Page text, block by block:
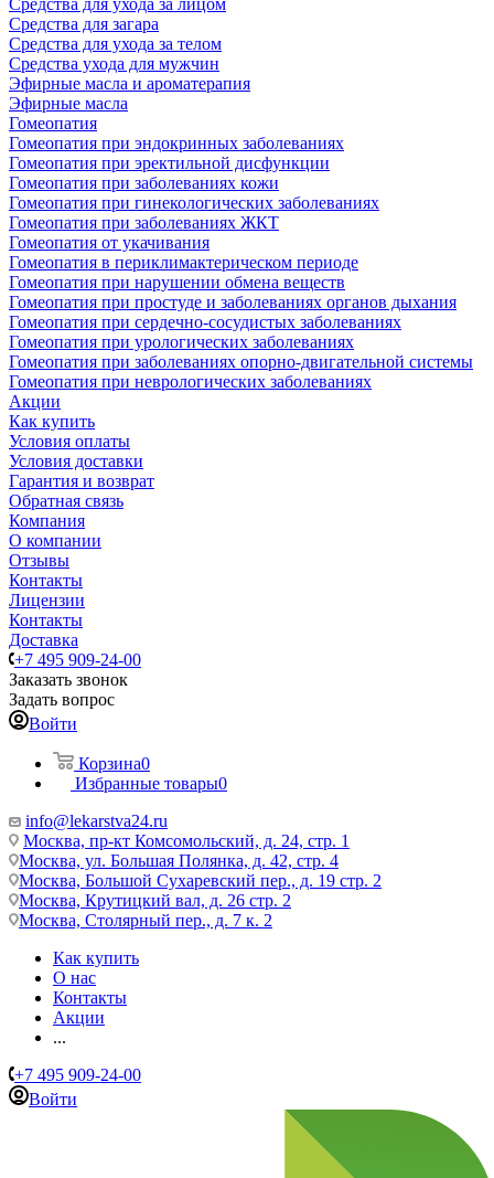
Средства для ухода за лицом
Средства для загара
Средства для ухода за телом
Средства ухода для мужчин
Эфирные масла и ароматерапия
Эфирные масла
Гомеопатия
Гомеопатия при эндокринных заболеваниях
Гомеопатия при эректильной дисфункции
Гомеопатия при заболеваниях кожи
Гомеопатия при гинекологических заболеваниях
Гомеопатия при заболеваниях ЖКТ
Гомеопатия от укачивания
Гомеопатия в периклимактерическом периоде
Гомеопатия при нарушении обмена веществ
Гомеопатия при простуде и заболеваниях органов дыхания
Гомеопатия при сердечно-сосудистых заболеваниях
Гомеопатия при урологических заболеваниях
Гомеопатия при заболеваниях опорно-двигательной системы
Гомеопатия при неврологических заболеваниях
Акции
Как купить
Условия оплаты
Условия доставки
Гарантия и возврат
Обратная связь
Компания
О компании
Отзывы
Контакты
Лицензии
Контакты
Доставка
+7 495 909-24-00
Заказать звонок
Задать вопрос
Войти
Корзина0
Избранные товары0
info@lekarstva24.ru
Москва, пр-кт Комсомольский, д. 24, стр. 1
Москва, ул. Большая Полянка, д. 42, стр. 4
Москва, Большой Сухаревский пер., д. 19 стр. 2
Москва, Крутицкий вал, д. 26 стр. 2
Москва, Столярный пер., д. 7 к. 2
Как купить
О нас
Контакты
Акции
...
+7 495 909-24-00
Войти